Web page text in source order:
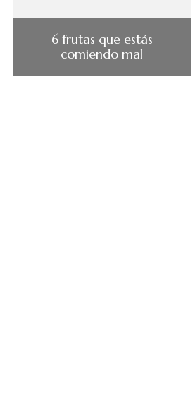
6 frutas que estás
comiendo mal